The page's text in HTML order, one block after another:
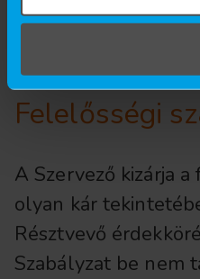
postai levélben.
Felelősségi
A Szervező kizárja
olyan kár
Résztvevő
Szabályzat be nem